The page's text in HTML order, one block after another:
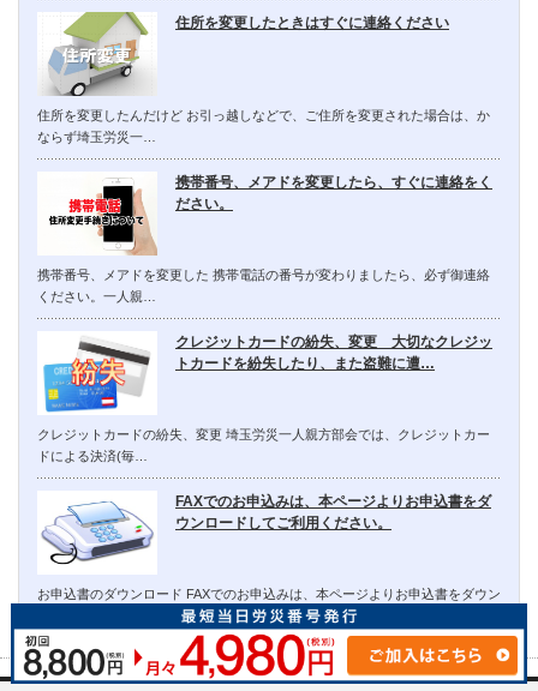
住所を変更したときはすぐに連絡ください
住所を変更したんだけど お引っ越しなどで、ご住所を変更された場合は、か
ならず埼玉労災一…
携帯番号、メアドを変更したら、すぐに連絡をく
ださい。
携帯番号、メアドを変更した 携帯電話の番号が変わりましたら、必ず御連絡
ください。一人親…
クレジットカードの紛失、変更 大切なクレジッ
トカードを紛失したり、また盗難に遭…
クレジットカードの紛失、変更 埼玉労災一人親方部会では、クレジットカー
ドによる決済(毎…
FAXでのお申込みは、本ページよりお申込書をダ
ウンロードしてご利用ください。
お申込書のダウンロード FAXでのお申込みは、本ページよりお申込書をダウン